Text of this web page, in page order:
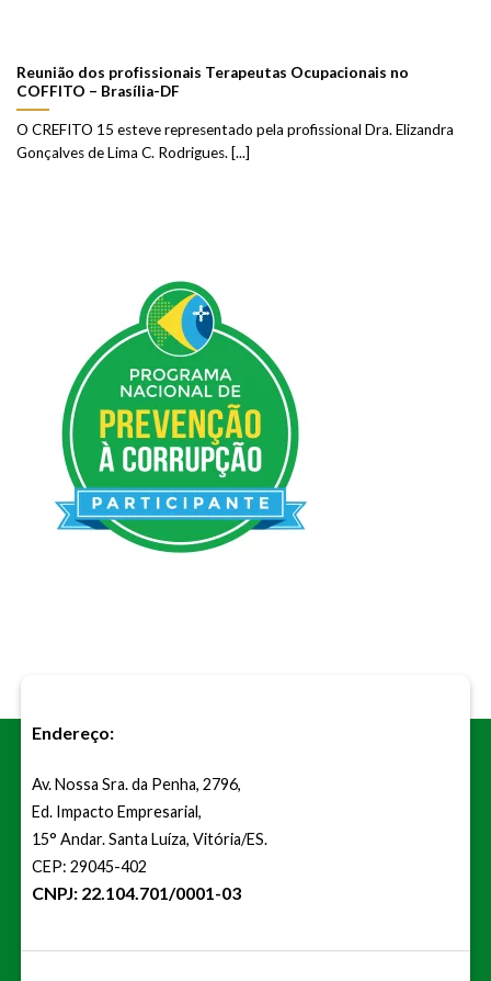
Reunião dos profissionais Terapeutas Ocupacionais no
COFFITO – Brasília-DF
O CREFITO 15 esteve representado pela profissional Dra. Elizandra
Gonçalves de Lima C. Rodrigues. [...]
Endereço:
Av. Nossa Sra. da Penha, 2796,
Ed. Impacto Empresarial,
15° Andar. Santa Luíza, Vitória/ES.
CEP: 29045-402
CNPJ: 22.104.701/0001-03